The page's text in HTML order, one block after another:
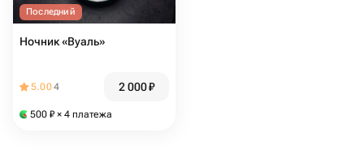
Последний
Ночник «Вуаль»
5.004 2 000₽
500 ₽ × 4 платежа